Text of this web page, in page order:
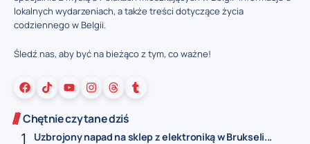
lokalnych wydarzeniach, a także treści dotyczące życia
codziennego w Belgii.
Śledź nas, aby być na bieżąco z tym, co ważne!
Chętnie czytane dziś
Uzbrojony napad na sklep z elektroniką w Brukseli...